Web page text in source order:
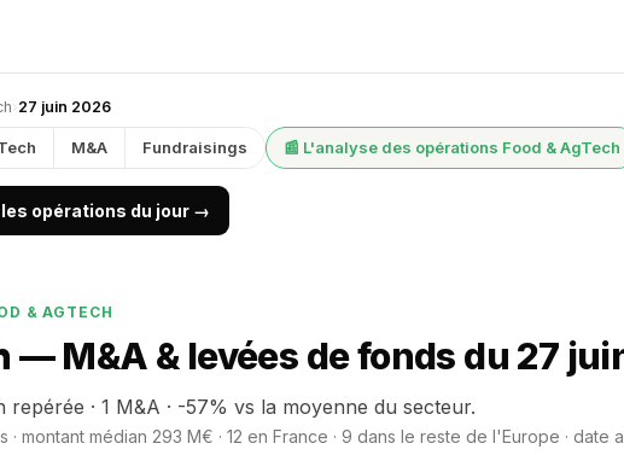
› 27 juin 2026
M&A Fundraisings 📰 L'analyse des opérations Food & AgTech
opérations du jour →
& AGTECH
— M&A & levées de fonds du 27
repérée · 1 M&A · -57% vs la moyenne du secteur.
montant médian 293 M€ · 12 en France · 9 dans le reste de l'Europe ·